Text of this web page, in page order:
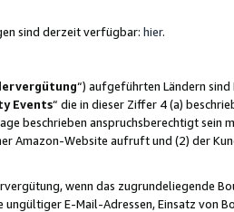
sind derzeit verfügbar: hier.
“) aufgeführten Ländern
Events“ die in dieser Ziffer 4 (a)
beschrieben anspruchsberechtigt sein
Amazon-Website aufruft und (2) der
wenn das zugrundeliegende
ungültiger E-Mail-Adressen, Einsatz von